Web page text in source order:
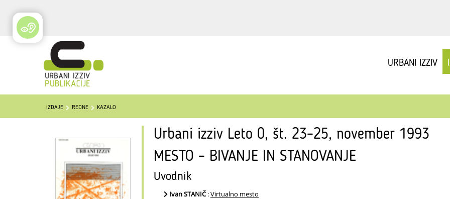
URBANI IZZIV
IZDAJE REDNE KAZALO
Urbani izziv Leto 0, št. 23–25, november 1993
MESTO – BIVANJE IN STANOVANJE
Uvodnik
Ivan STANIČ:Virtualno mesto